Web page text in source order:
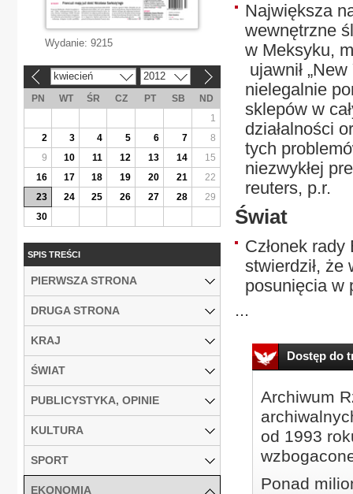
Największa
wewnętrzne
w Meksyku,
ujawnił
nielegalnie
sklepów w
działalności
tych
niezwykłej
reuters, p.r.
Świat
Członek
stwierdził, że
posunięcia w
...
Dostęp do
Archiwum
od 1993
Ponad
Wydanie: 9215
kwiecień 2012
PN WT ŚR CZ PT SB
ND
1
2
3 4 5 6 7
8
9
10 11 12 13 14
15
16
17 18 19 20 21
22
23
24 25 26 27 28
29
30
SPIS TREŚCI
PIERWSZA STRONA
DRUGA STRONA
KRAJ
ŚWIAT
PUBLICYSTYKA, OPINIE
KULTURA
SPORT
EKONOMIA